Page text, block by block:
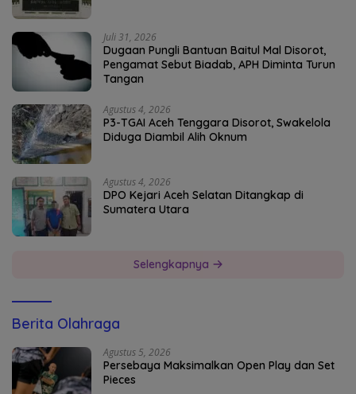
Juli 31, 2026
Dugaan Pungli Bantuan Baitul Mal Disorot,
Pengamat Sebut Biadab, APH Diminta Turun
Tangan
Agustus 4, 2026
P3-TGAI Aceh Tenggara Disorot, Swakelola
Diduga Diambil Alih Oknum
Agustus 4, 2026
DPO Kejari Aceh Selatan Ditangkap di
Sumatera Utara
Selengkapnya
Berita Olahraga
Agustus 5, 2026
Persebaya Maksimalkan Open Play dan Set
Pieces